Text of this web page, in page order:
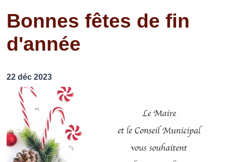
La mairie
Découvrir Pierrefitte
Vos professionnels
Loisirs
Bonnes fêtes de fin
d'année
22 déc 2023